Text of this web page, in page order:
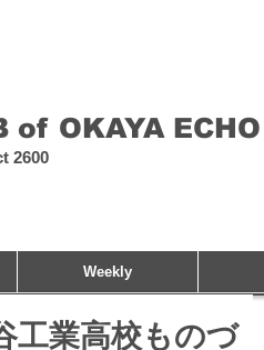
of OKAYA ECHO
2600
Weekly
業高校ものづ